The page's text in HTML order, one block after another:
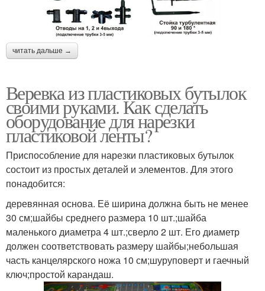
читать дальше →
Веревка из пластиковых бутылок
своими руками. Как сделать
оборудование для нарезки
пластиковой ленты?
Приспособление для нарезки пластиковых бутылок
состоит из простых деталей и элементов. Для этого
понадобится:
деревянная основа. Её ширина должна быть не менее
30 см;шайбы среднего размера 10 шт.;шайба
маленького диаметра 4 шт.;сверло 2 шт. Его диаметр
должен соответствовать размеру шайбы;небольшая
часть канцелярского ножа 10 см;шуруповерт и гаечный
ключ;простой карандаш.